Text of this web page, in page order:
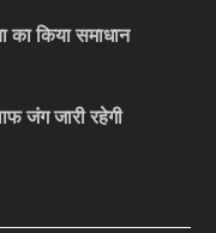
का किया समाधान
जंग जारी रहेगी